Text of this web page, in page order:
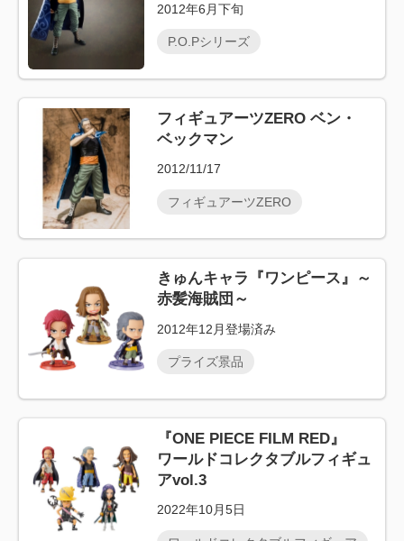
2012年6月下旬
P.O.Pシリーズ
フィギュアーツZERO ベン・
ベックマン
2012/11/17
フィギュアーツZERO
きゅんキャラ『ワンピース』～
赤髪海賊団～
2012年12月登場済み
プライズ景品
『ONE PIECE FILM RED』
ワールドコレクタブルフィギュ
アvol.3
2022年10月5日